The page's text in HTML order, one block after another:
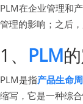
PLM在企业管理和
管理的影响；之后
1、 PLM
PLM是指产品生命
缩写，它是一种综